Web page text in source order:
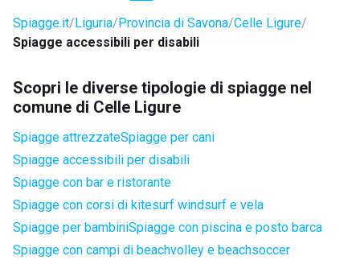
Spiagge.it Liguria Provincia di Savona Celle Ligure
Spiagge accessibili per disabili
Scopri le diverse tipologie di spiagge nel
comune di Celle Ligure
Spiagge attrezzateSpiagge per cani
Spiagge accessibili per disabili
Spiagge con bar e ristorante
Spiagge con corsi di kitesurf windsurf e vela
Spiagge per bambiniSpiagge con piscina e posto barca
Spiagge con campi di beachvolley e beachsoccer